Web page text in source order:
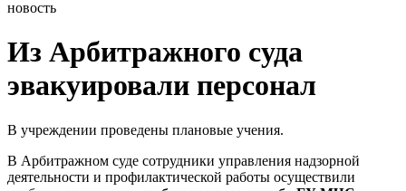
новость
Из Арбитражного суда
эвакуировали персонал
В учреждении проведены плановые учения.
В Арбитражном суде сотрудники управления надзорной
деятельности и профилактической работы осуществили